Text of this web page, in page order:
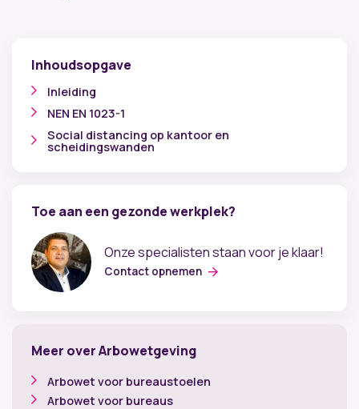
Inhoudsopgave
Inleiding
NEN EN 1023-1
Social distancing op kantoor en
scheidingswanden
Toe aan een gezonde werkplek?
Onze specialisten staan voor je klaar!
Contact opnemen
Meer over Arbowetgeving
Arbowet voor bureaustoelen
Arbowet voor bureaus